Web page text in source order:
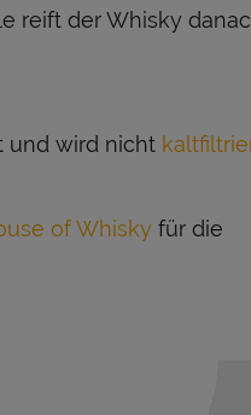
reift der Whisky
und wird nicht
of Whisky für die